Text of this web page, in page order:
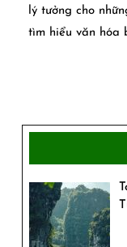
lý tưởng cho
tìm hiểu văn hóa